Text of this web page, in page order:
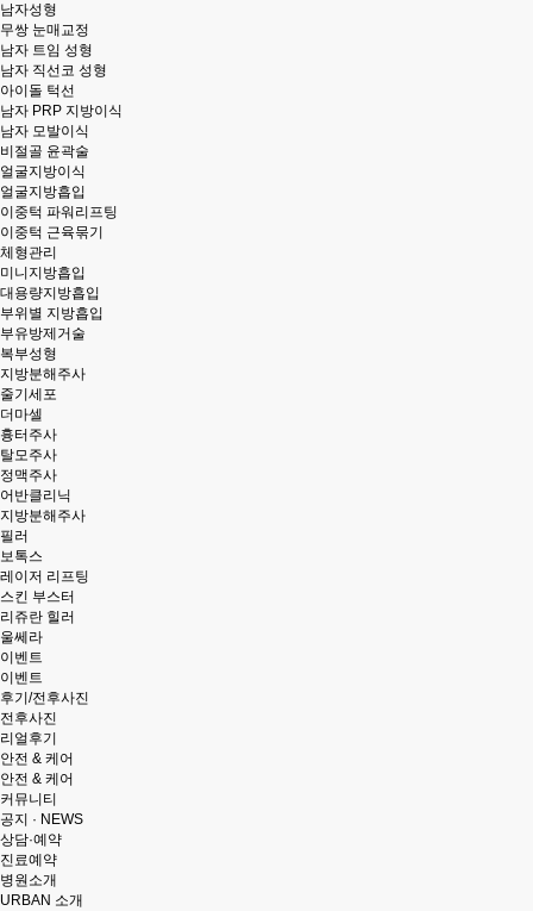
남자성형
무쌍 눈매교정
남자 트임 성형
남자 직선코 성형
아이돌 턱선
남자 PRP 지방이식
남자 모발이식
비절골 윤곽술
얼굴지방이식
얼굴지방흡입
이중턱 파워리프팅
이중턱 근육묶기
체형관리
미니지방흡입
대용량지방흡입
부위별 지방흡입
부유방제거술
복부성형
지방분해주사
줄기세포
더마셀
흉터주사
탈모주사
정맥주사
어반클리닉
지방분해주사
필러
보톡스
레이저 리프팅
스킨 부스터
리쥬란 힐러
울쎄라
이벤트
이벤트
후기/전후사진
전후사진
리얼후기
안전 & 케어
안전 & 케어
커뮤니티
공지 · NEWS
상담·예약
진료예약
병원소개
URBAN 소개